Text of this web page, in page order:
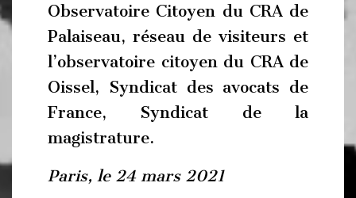
Observatoire Citoyen du CRA de
Palaiseau, réseau de visiteurs et
l’observatoire citoyen du CRA de
Oissel, Syndicat des avocats de
France, Syndicat de la
magistrature.
Paris, le 24 mars 2021